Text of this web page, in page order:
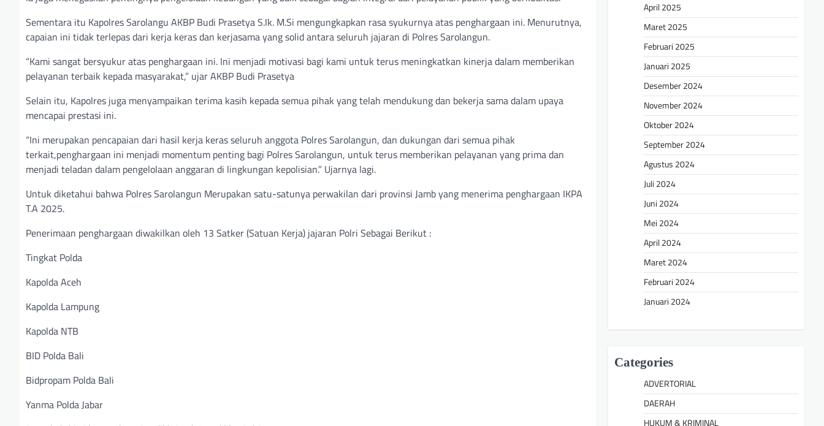
Sementara itu Kapolres Sarolangu AKBP Budi Prasetya S.Ik. M.Si mengungkapkan rasa syukurnya atas penghargaan ini. Menurutnya,
capaian ini tidak terlepas dari kerja keras dan kerjasama yang solid antara seluruh jajaran di Polres Sarolangun.
“Kami sangat bersyukur atas penghargaan ini. Ini menjadi motivasi bagi kami untuk terus meningkatkan kinerja dalam memberikan
pelayanan terbaik kepada masyarakat,” ujar AKBP Budi Prasetya
Selain itu, Kapolres juga menyampaikan terima kasih kepada semua pihak yang telah mendukung dan bekerja sama dalam upaya
mencapai prestasi ini.
“Ini merupakan pencapaian dari hasil kerja keras seluruh anggota Polres Sarolangun, dan dukungan dari semua pihak
terkait,penghargaan ini menjadi momentum penting bagi Polres Sarolangun, untuk terus memberikan pelayanan yang prima dan
menjadi teladan dalam pengelolaan anggaran di lingkungan kepolisian.” Ujarnya lagi.
Untuk diketahui bahwa Polres Sarolangun Merupakan satu-satunya perwakilan dari provinsi Jamb yang menerima penghargaan IKPA
T.A 2025.
Penerimaan penghargaan diwakilkan oleh 13 Satker (Satuan Kerja) jajaran Polri Sebagai Berikut :
Tingkat Polda
Kapolda Aceh
Kapolda Lampung
Kapolda NTB
BID Polda Bali
Bidpropam Polda Bali
Yanma Polda Jabar
April 2025
Maret 2025
Februari 2025
Januari 2025
Desember 2024
November 2024
Oktober 2024
September 2024
Agustus 2024
Juli 2024
Juni 2024
Mei 2024
April 2024
Maret 2024
Februari 2024
Januari 2024
Categories
ADVERTORIAL
DAERAH
HUKUM & KRIMINAL